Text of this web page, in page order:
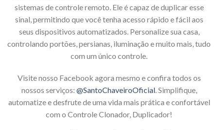
sistemas de controle remoto. Ele é capaz de duplicar esse
sinal, permitindo que você tenha acesso rápido e fácil aos
seus dispositivos automatizados. Personalize sua casa,
controlando portões, persianas, iluminação e muito mais, tudo
com um único controle.
Visite nosso Facebook agora mesmo e confira todos os
nossos serviços: @SantoChaveiroOficial. Simplifique,
automatize e desfrute de uma vida mais prática e confortável
com o Controle Clonador, Duplicador!